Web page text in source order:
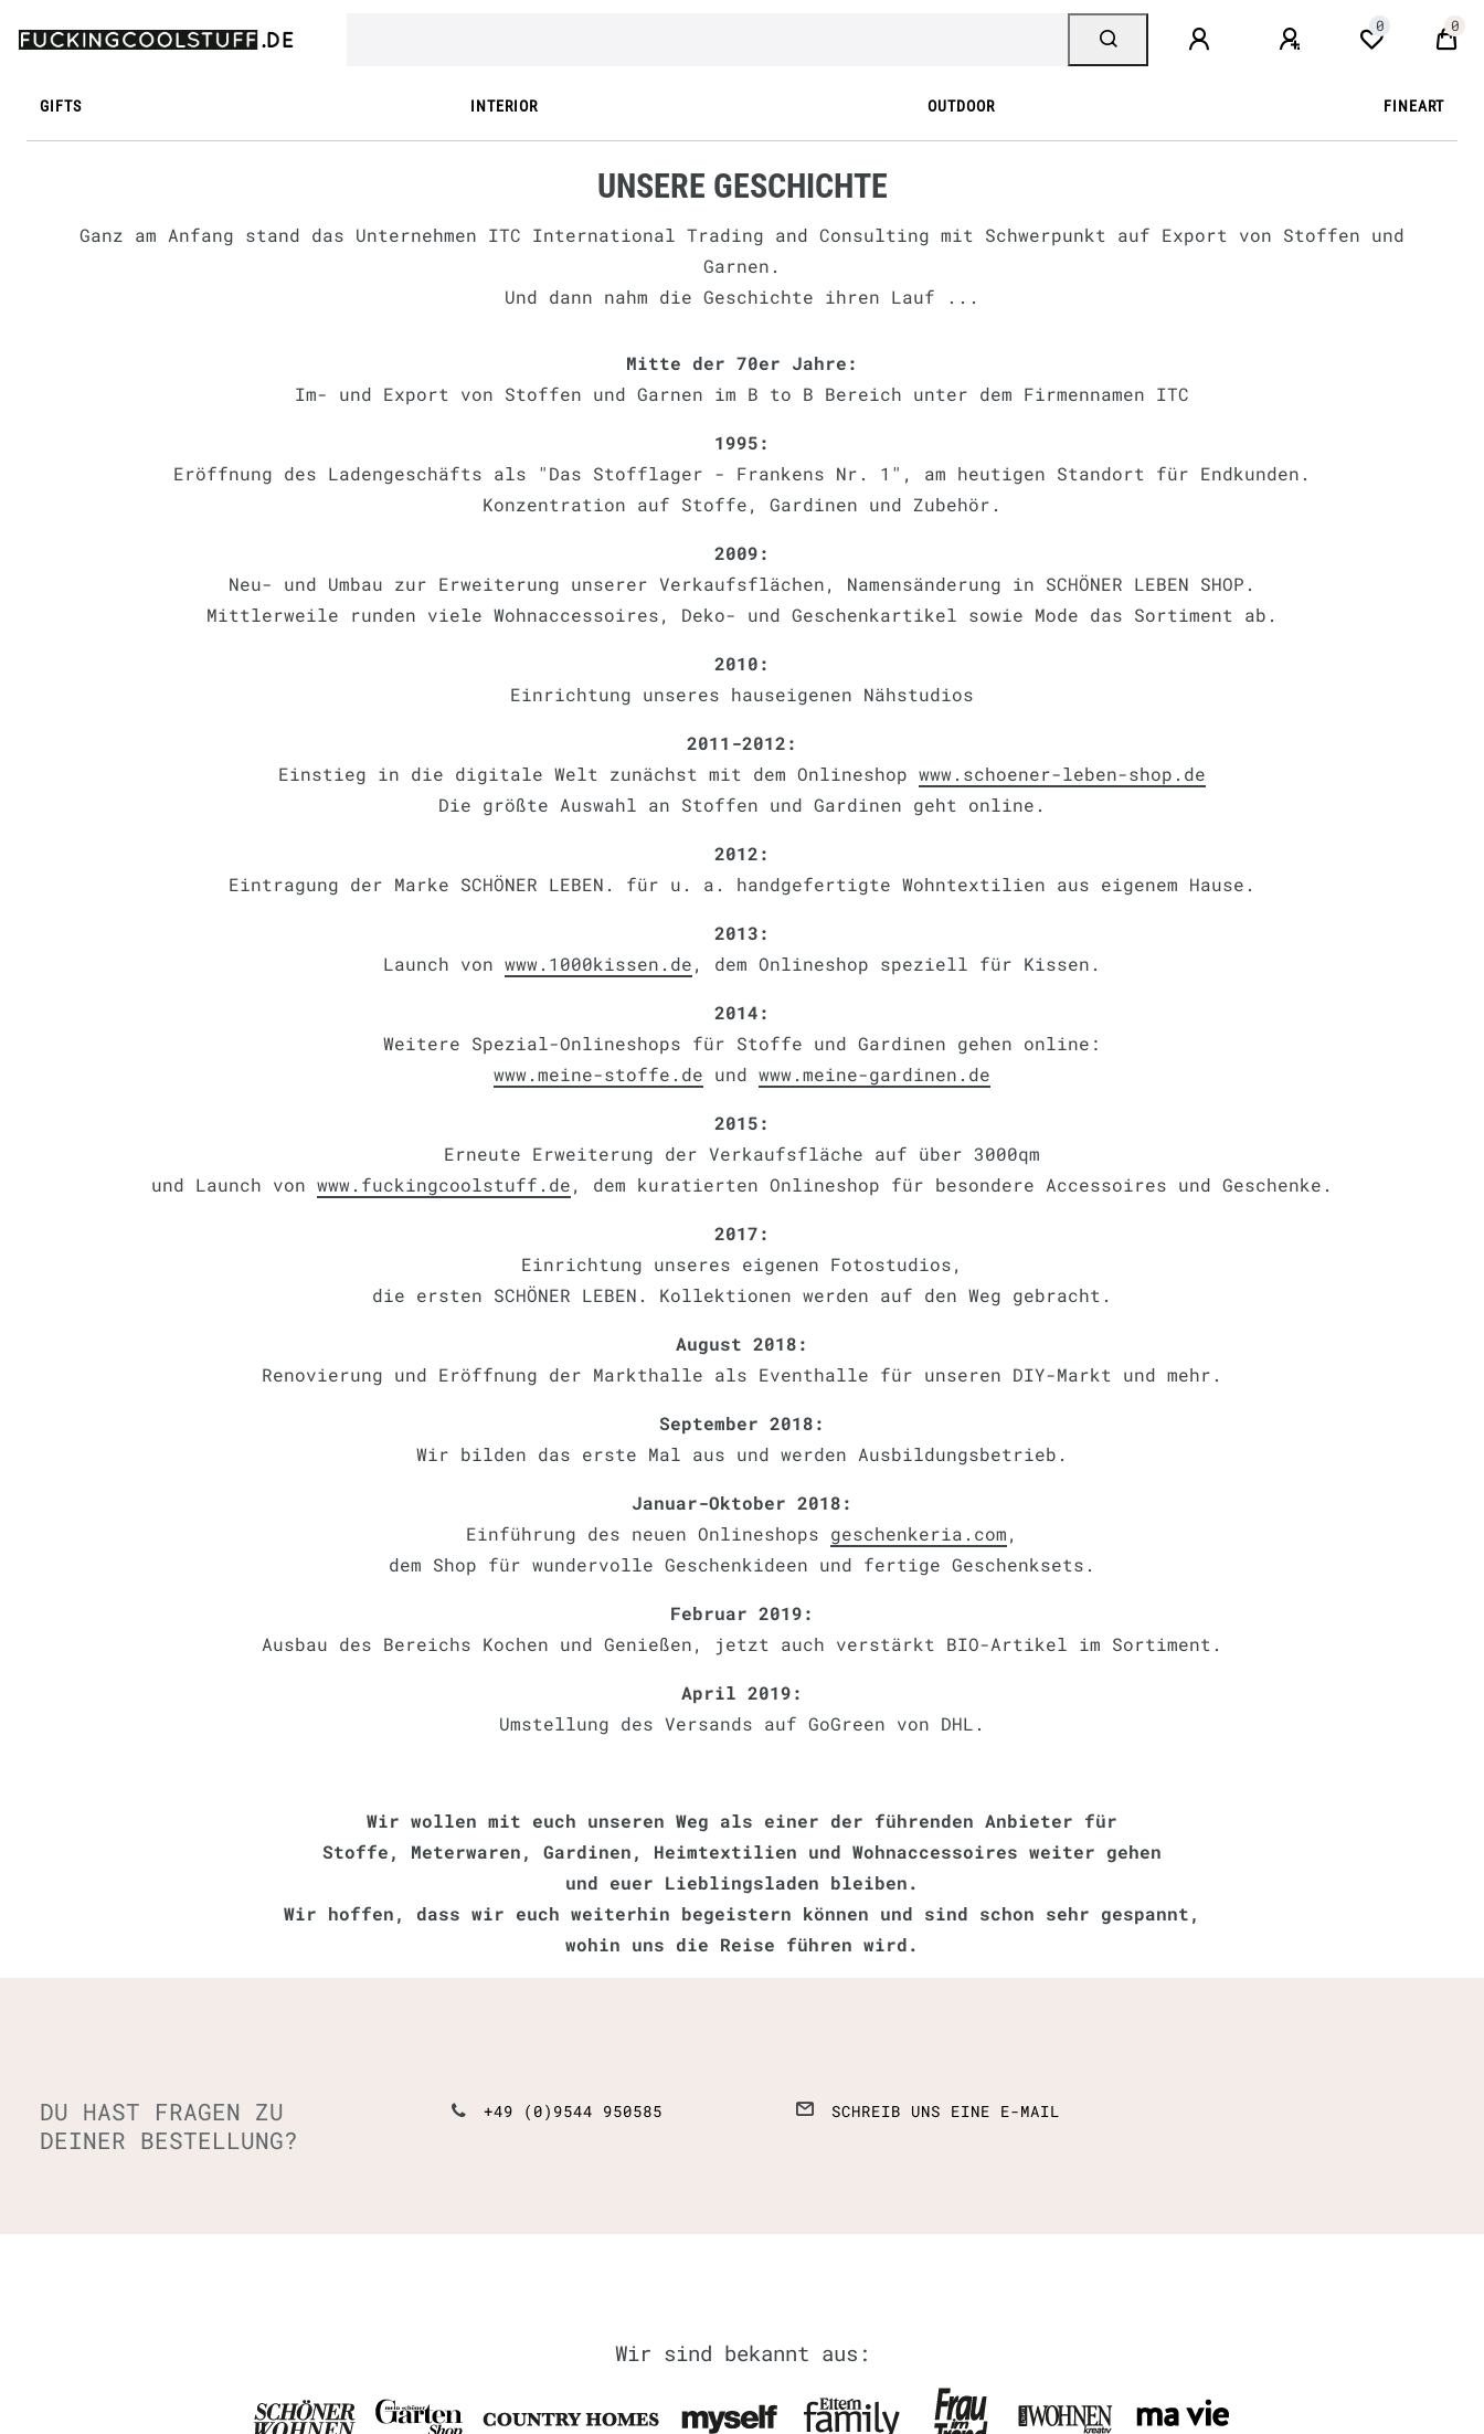
0 0
GIFTS INTERIOR OUTDOOR FINEART
UNSERE GESCHICHTE
Ganz am Anfang stand das Unternehmen ITC International Trading and Consulting mit Schwerpunkt auf Export von Stoffen und
Garnen.
Und dann nahm die Geschichte ihren Lauf ...
Mitte der 70er Jahre:
Im- und Export von Stoffen und Garnen im B to B Bereich unter dem Firmennamen ITC
1995:
Eröffnung des Ladengeschäfts als "Das Stofflager - Frankens Nr. 1", am heutigen Standort für Endkunden.
Konzentration auf Stoffe, Gardinen und Zubehör.
2009:
Neu- und Umbau zur Erweiterung unserer Verkaufsflächen, Namensänderung in SCHÖNER LEBEN SHOP.
Mittlerweile runden viele Wohnaccessoires, Deko- und Geschenkartikel sowie Mode das Sortiment ab.
2010:
Einrichtung unseres hauseigenen Nähstudios
2011-2012:
Einstieg in die digitale Welt zunächst mit dem Onlineshop www.schoener-leben-shop.de
Die größte Auswahl an Stoffen und Gardinen geht online.
2012:
Eintragung der Marke SCHÖNER LEBEN. für u. a. handgefertigte Wohntextilien aus eigenem Hause.
2013:
Launch von www.1000kissen.de, dem Onlineshop speziell für Kissen.
2014:
Weitere Spezial-Onlineshops für Stoffe und Gardinen gehen online:
www.meine-stoffe.de und www.meine-gardinen.de
2015:
Erneute Erweiterung der Verkaufsfläche auf über 3000qm
und Launch von www.fuckingcoolstuff.de, dem kuratierten Onlineshop für besondere Accessoires und Geschenke.
2017:
Einrichtung unseres eigenen Fotostudios,
die ersten SCHÖNER LEBEN. Kollektionen werden auf den Weg gebracht.
August 2018:
Renovierung und Eröffnung der Markthalle als Eventhalle für unseren DIY-Markt und mehr.
September 2018:
Wir bilden das erste Mal aus und werden Ausbildungsbetrieb.
Januar-Oktober 2018:
Einführung des neuen Onlineshops geschenkeria.com,
dem Shop für wundervolle Geschenkideen und fertige Geschenksets.
Februar 2019:
Ausbau des Bereichs Kochen und Genießen, jetzt auch verstärkt BIO-Artikel im Sortiment.
April 2019:
Umstellung des Versands auf GoGreen von DHL.
Wir wollen mit euch unseren Weg als einer der führenden Anbieter für
Stoffe, Meterwaren, Gardinen, Heimtextilien und Wohnaccessoires weiter gehen
und euer Lieblingsladen bleiben.
Wir hoffen, dass wir euch weiterhin begeistern können und sind schon sehr gespannt,
wohin uns die Reise führen wird.
DU HAST FRAGEN ZU
DEINER BESTELLUNG?
+49 (0)9544 950585 SCHREIB UNS EINE E-MAIL
Wir sind bekannt aus: